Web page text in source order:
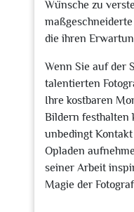
Wünsche zu
die ihren
Wenn Sie auf der
talentierten
Ihre kostbaren
Bildern festhalten
unbedingt
Opladen
seiner Arbeit
Magie der